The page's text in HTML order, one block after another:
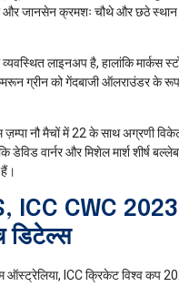
और जानसेन क्रमशः चौथे और छठे
लाइनअप है, हालांकि मार्कस
ग्रीन को गेंदबाजी ऑलराउंडर के
नौ मैचों में 22 के साथ अग्रणी
वार्नर और मिशेल मार्श शीर्ष
ICC CWC
डिटेल्स
ऑस्ट्रेलिया, ICC क्रिकेट विश्व कप